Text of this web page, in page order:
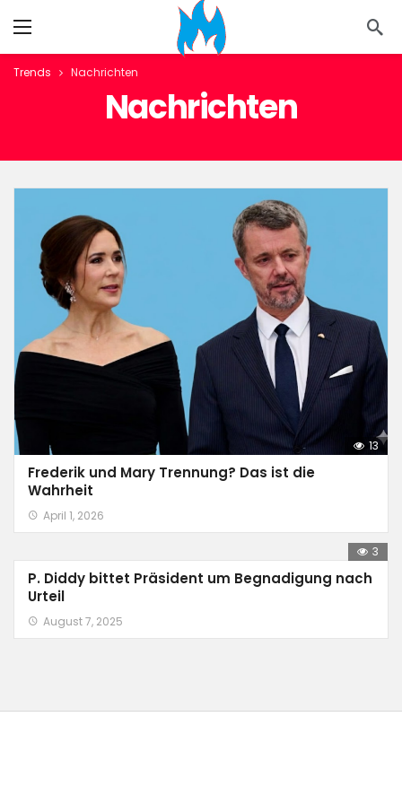
Trends Nachrichten
Nachrichten
13
Frederik und Mary Trennung? Das ist die
Wahrheit
April 1, 2026
3
P. Diddy bittet Präsident um Begnadigung nach
Urteil
August 7, 2025